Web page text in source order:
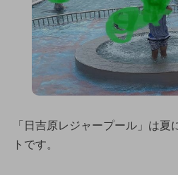
「日吉原レジャープール」は夏
トです。